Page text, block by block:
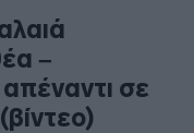
–
σε